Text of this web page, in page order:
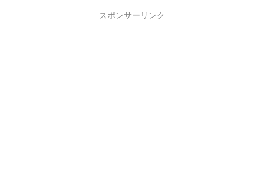
スポンサーリンク